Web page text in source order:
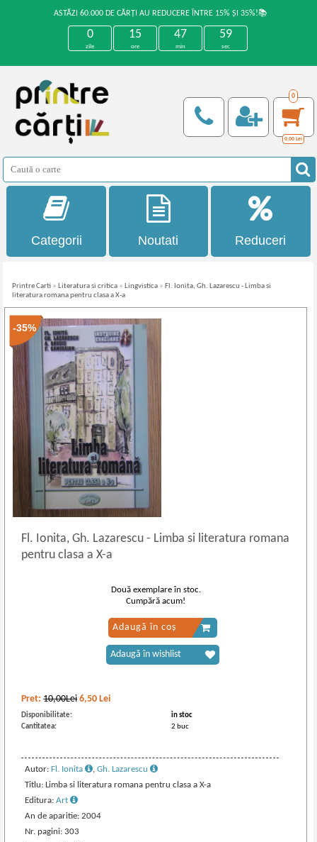
ASTĂZI 60.000 DE CĂRȚI AU REDUCERE ÎNTRE 15% ȘI 35%!📚
0
zile
15
ore
47
min
58
sec
0
0,00 Lei
Categorii Noutati Reduceri
Printre Carti » Literatura si critica » Lingvistica » Fl. Ionita, Gh. Lazarescu - Limba si
literatura romana pentru clasa a X-a
-35%
Fl. Ionita, Gh. Lazarescu- Limba si literatura romana
pentru clasa a X-a
Pret:10,00Lei 6,50 Lei
Disponibilitate:
in stoc
Cantitatea:
2 buc
Autor:Fl. Ionita ,Gh. Lazarescu
Titlu: Limba si literatura romana pentru clasa a X-a
Editura:Art
An de aparitie: 2004
Nr. pagini: 303
Două exemplare în stoc.
Cumpără acum!
Adaugă în coș
Adaugă în wishlist